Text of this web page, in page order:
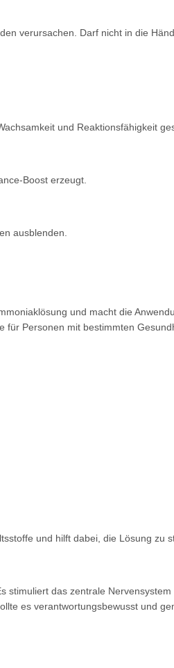
verursachen. Darf nicht in die
und Reaktionsfähigkeit
Boost erzeugt.
ausblenden.
und macht die
für Personen mit bestimmten
und hilft dabei, die Lösung zu
stimuliert das zentrale Nervensystem
es verantwortungsbewusst und